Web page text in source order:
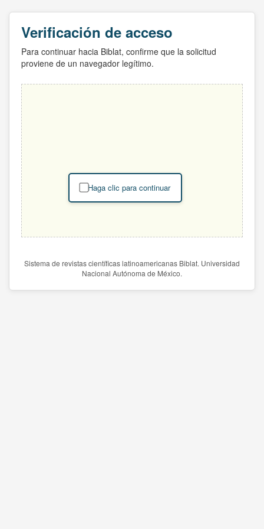
Verificación de acceso
Para continuar hacia Biblat, confirme que la solicitud
proviene de un navegador legítimo.
Haga clic para continuar
Sistema de revistas científicas latinoamericanas Biblat. Universidad
Nacional Autónoma de México.